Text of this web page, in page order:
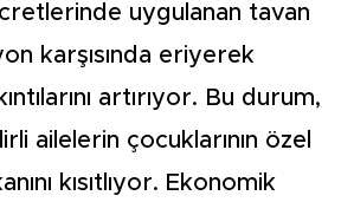
uygulanan tavan
karşısında eriyerek
artırıyor. Bu durum,
ailelerin çocuklarının özel
kısıtlıyor. Ekonomik